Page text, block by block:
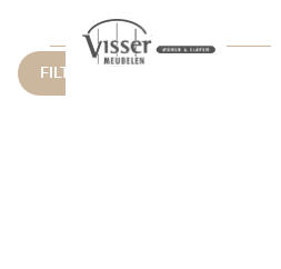
FILTER OPTIONS